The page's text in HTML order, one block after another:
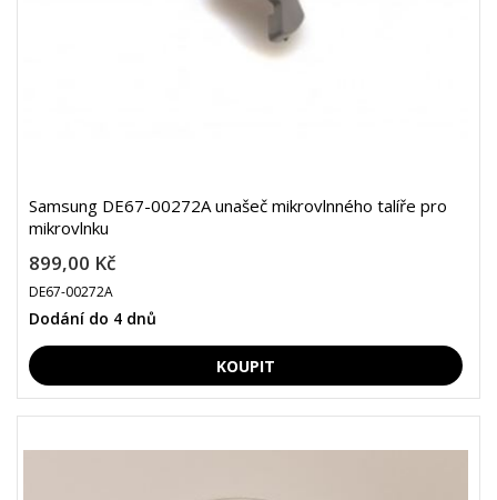
Samsung DE67-00272A unašeč mikrovlnného talíře pro
mikrovlnku
899,00 Kč
DE67-00272A
Dodání do 4 dnů